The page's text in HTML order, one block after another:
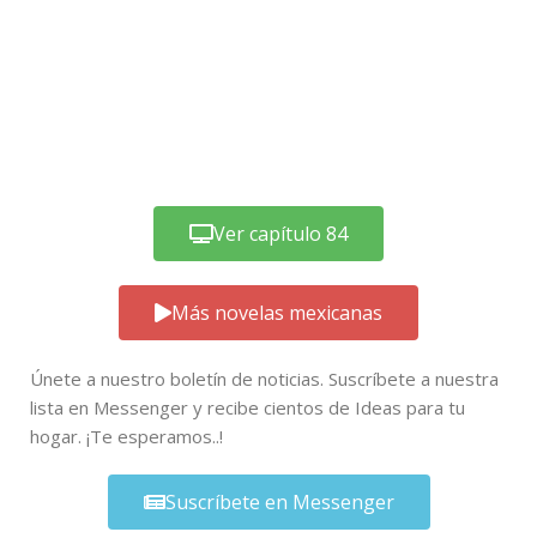
Ver capítulo 84
Más novelas mexicanas
Únete a nuestro boletín de noticias. Suscríbete a nuestra
lista en Messenger y recibe cientos de Ideas para tu
hogar. ¡Te esperamos..!
Suscríbete en Messenger